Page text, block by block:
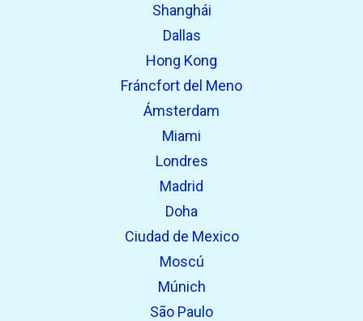
Encontrado previamente:
open_in_new
Encontrado previamente:
Shanghái
Dallas
Hong Kong
Fráncfort del Meno
Ámsterdam
Miami
Londres
Madrid
Doha
Ciudad de Mexico
Moscú
Múnich
São Paulo